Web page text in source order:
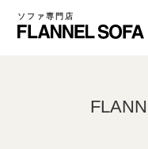
ソファ専門店